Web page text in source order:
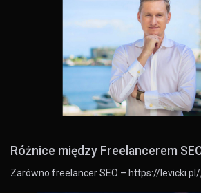
Różnice między Freelancerem
Zarówno freelancer SEO – https://levicki.pl/